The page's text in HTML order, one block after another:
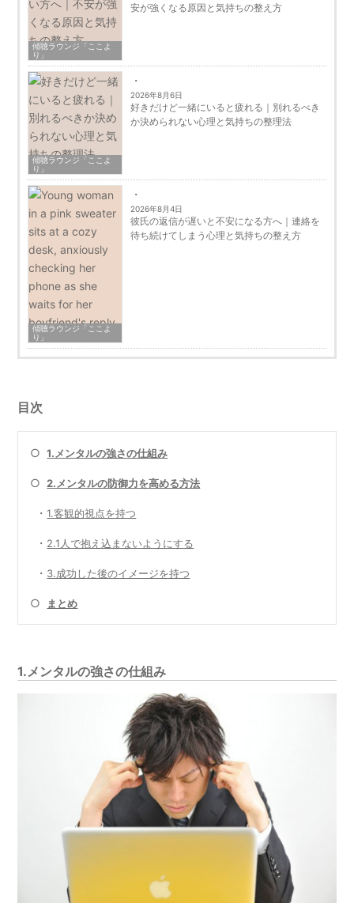
傾聴ラウンジ「ここよ
り」
安が強くなる原因と気持ちの整え方
傾聴ラウンジ「ここよ
り」
2026年8月6日
好きだけど一緒にいると疲れる｜別れるべき
か決められない心理と気持ちの整理法
傾聴ラウンジ「ここよ
り」
2026年8月4日
彼氏の返信が遅いと不安になる方へ｜連絡を
待ち続けてしまう心理と気持ちの整え方
目次
○1.メンタルの強さの仕組み
○ 2.メンタルの防御力を高める方法
・1.客観的視点を持つ
・ 2.1人で抱え込まないようにする
・ 3.成功した後のイメージを持つ
○ まとめ
1.メンタルの強さの仕組み